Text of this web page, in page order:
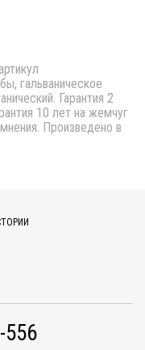
гальваническое
Гарантия 2
10 лет на жемчуг
Произведено в
556